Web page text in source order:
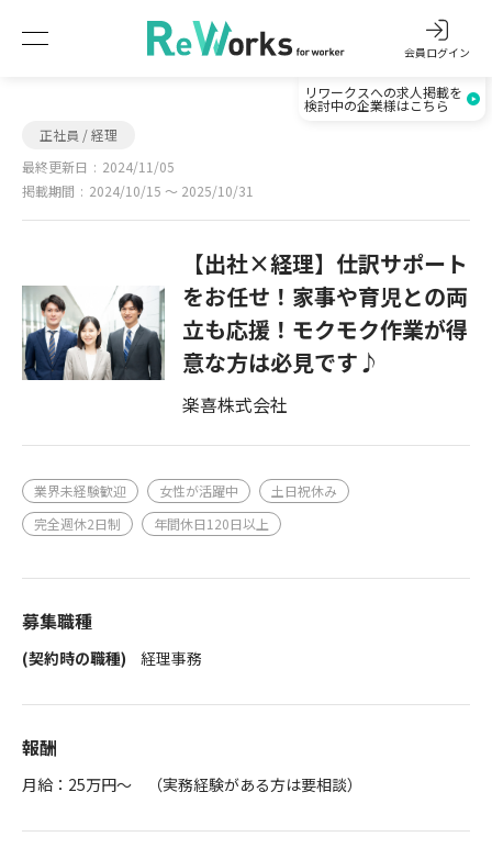
会員ログイン
リワークスへの求人掲載を
検討中の企業様はこちら
正社員 / 経理
最終更新日
2024/11/05
掲載期間
2024/10/15 〜 2025/10/31
【出社×経理】仕訳サポート
をお任せ！家事や育児との両
立も応援！モクモク作業が得
意な方は必見です♪
楽喜株式会社
業界未経験歓迎 女性が活躍中
土日祝休み
完全週休2日制
年間休日120日以上
募集職種
(契約時の職種) 経理事務
報酬
月給：25万円～ （実務経験がある方は要相談）